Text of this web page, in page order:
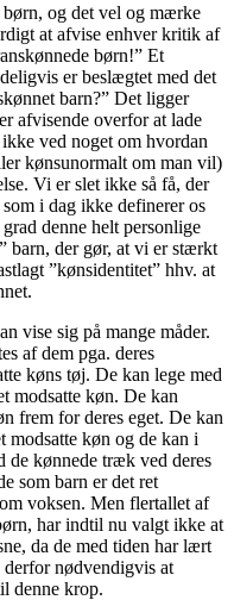
og det vel og mærke
at afvise enhver kritik af
børn!” Et
er beslægtet med det
barn?” Det ligger
afvisende overfor at lade
ved noget om hvordan
kønsunormalt om man vil)
Vi er slet ikke så få, der
i dag ikke definerer os
denne helt personlige
barn, der gør, at vi er stærkt
”kønsidentitet” hhv. at
vise sig på mange måder.
af dem pga. deres
køns tøj. De kan lege med
modsatte køn. De kan
frem for deres eget. De kan
modsatte køn og de kan i
de kønnede træk ved deres
som barn er det ret
voksen. Men flertallet af
har indtil nu valgt ikke at
da de med tiden har lært
derfor nødvendigvis at
denne krop.